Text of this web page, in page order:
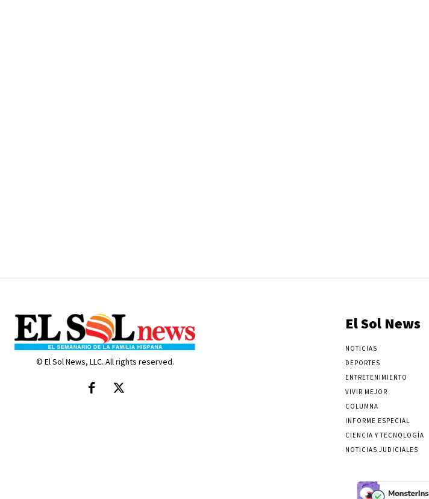
© El Sol News, LLC. All rights reserved.
El Sol News
NOTICIAS
DEPORTES
ENTRETENIMIENTO
VIVIR MEJOR
COLUMNA
INFORME ESPECIAL
CIENCIA Y TECNOLOGÍA
NOTICIAS JUDICIALES